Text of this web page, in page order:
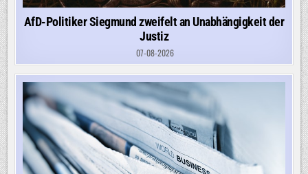
AfD-Politiker Siegmund zweifelt an Unabhängigkeit der
Justiz
07-08-2026